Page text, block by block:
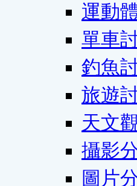
運動
單車
釣魚
旅遊
天文
攝影
圖片